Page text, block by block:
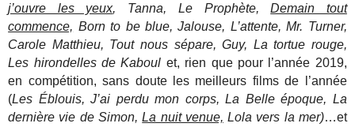
j’ouvre les yeux, Tanna, Le Prophète,Demain tout
commence, Born to be blue, Jalouse, L’attente, Mr. Turner,
Carole Matthieu, Tout nous sépare, Guy, La tortue rouge,
Les hirondelles de Kaboul et, rien que pour l’année 2019,
en compétition, sans doute les meilleurs films de l’année
(Les Éblouis, J’ai perdu mon corps, La Belle époque, La
dernière vie de Simon,La nuit venue, Lola vers la mer)…et